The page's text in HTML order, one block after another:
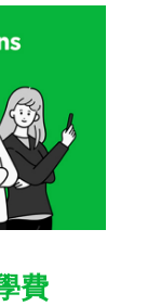
費